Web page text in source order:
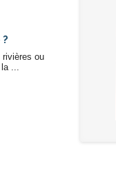
rivières ou
...